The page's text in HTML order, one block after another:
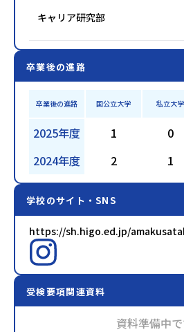
キャリア研究部
卒業後の進路
卒業後の進路 国公立大学 私立大学
2025年度 1 0
2024年度
2 1
学校のサイト・SNS
https://sh.higo.ed.jp/
受検要項関連資料
資料準備中